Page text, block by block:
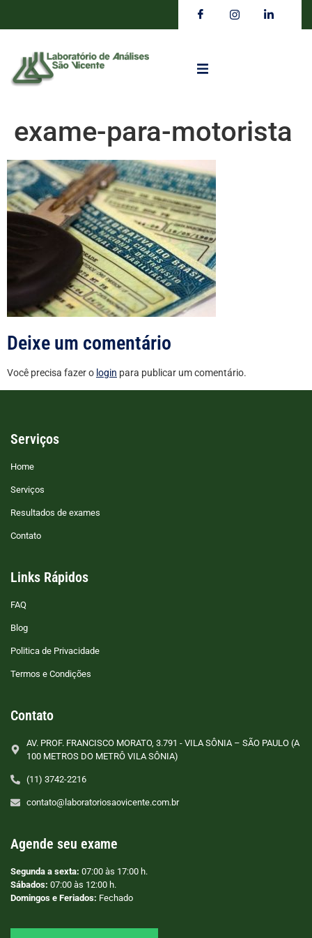
exame-para-motorista
Deixe um comentário
Você precisa fazer o login para publicar um comentário.
Serviços
Home
Serviços
Resultados de exames
Contato
Links Rápidos
FAQ
Blog
Politica de Privacidade
Termos e Condições
Contato
AV. PROF. FRANCISCO MORATO, 3.791 - VILA SÔNIA – SÃO PAULO (A
100 METROS DO METRÔ VILA SÔNIA)
(11) 3742-2216
contato@laboratoriosaovicente.com.br
Agende seu exame
Segunda a sexta: 07:00 às 17:00 h.
Sábados: 07:00 às 12:00 h.
Domingos e Feriados: Fechado